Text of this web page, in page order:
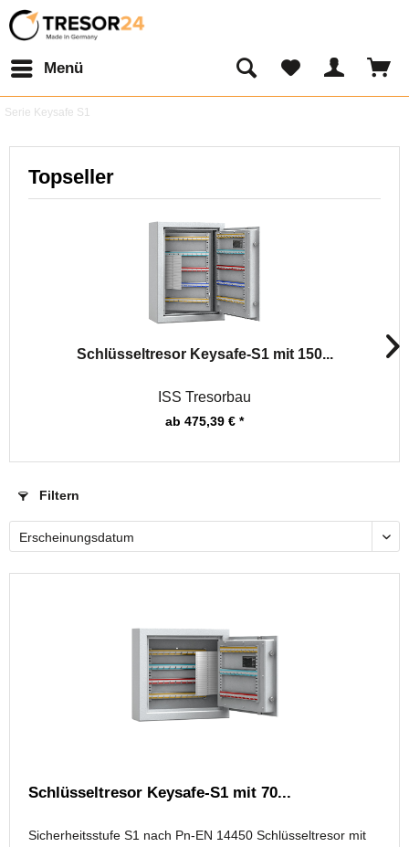
Menü
Serie Keysafe S1
Topseller
Schlüsseltresor Keysafe-S1 mit 150...
ISS Tresorbau
ab 475,39 € *
Filtern
Schlüsseltresor Keysafe-S1 mit 70...
Sicherheitsstufe S1 nach Pn-EN 14450 Schlüsseltresor mit